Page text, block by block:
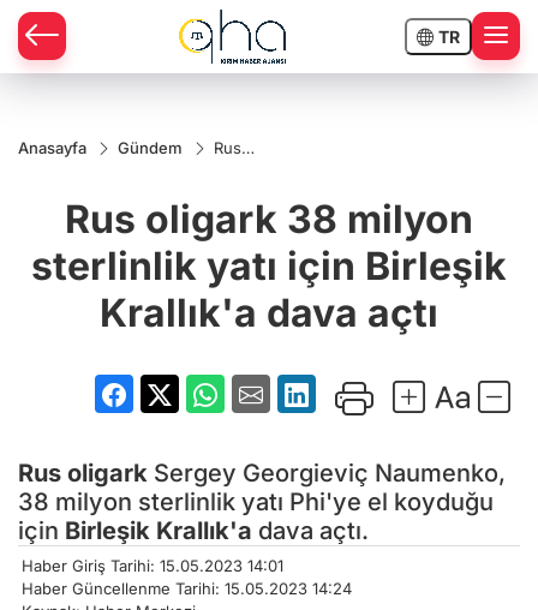
TR
Anasayfa Gündem
Rus
milyon
sterlinlik
Birleşik
Krallık'a
dava
açtı
Rus oligark 38 milyon
sterlinlik yatı için Birleşik
Krallık'a dava açtı
Rus oligark Sergey Georgieviç Naumenko,
38 milyon sterlinlik yatı Phi'ye el koyduğu
için Birleşik Krallık'a dava açtı.
Haber Giriş Tarihi: 15.05.2023 14:01
Haber Güncellenme Tarihi: 15.05.2023 14:24